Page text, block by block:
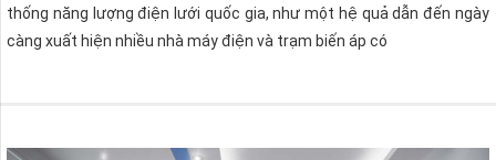
thống năng lượng điện lưới quốc gia, như một hệ quả dẫn đến ngày
càng xuất hiện nhiều nhà máy điện và trạm biến áp có